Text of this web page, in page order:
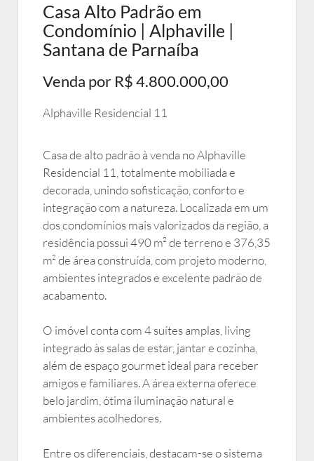
Casa Alto Padrão em
Condomínio | Alphaville |
Santana de Parnaíba
Venda por R$ 4.800.000,00
Alphaville Residencial 11
Casa de alto padrão à venda no Alphaville
Residencial 11, totalmente mobiliada e
decorada, unindo sofisticação, conforto e
integração com a natureza. Localizada em um
dos condomínios mais valorizados da região, a
residência possui 490 m² de terreno e 376,35
m² de área construída, com projeto moderno,
ambientes integrados e excelente padrão de
acabamento.
O imóvel conta com 4 suítes amplas, living
integrado às salas de estar, jantar e cozinha,
além de espaço gourmet ideal para receber
amigos e familiares. A área externa oferece
belo jardim, ótima iluminação natural e
ambientes acolhedores.
Entre os diferenciais, destacam-se o sistema